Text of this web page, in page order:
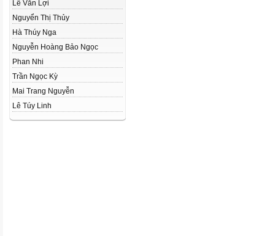
Lê Văn Lợi
Nguyển Thị Thủy
Hà Thúy Nga
Nguyễn Hoàng Bảo Ngọc
Phan Nhi
Trần Ngọc Kỳ
Mai Trang Nguyễn
Lê Túy Linh